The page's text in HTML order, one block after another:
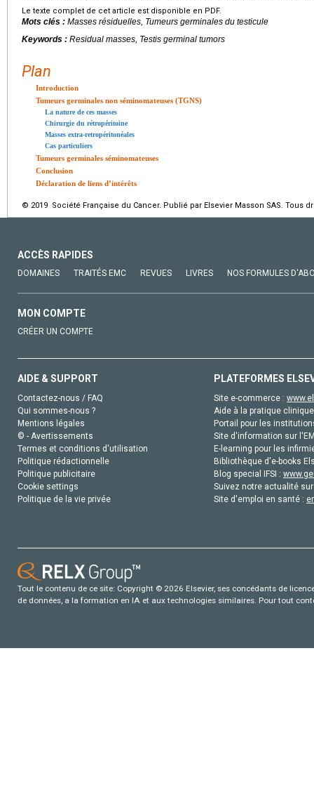
Le texte complet de cet article est disponible en PDF.
Mots clés : Masses résiduelles, Tumeurs germinales du testicule
Keywords : Residual masses, Testis germinal tumors
Plan
Introduction
Tumeurs germinales non séminomateuses (TGNS)
La nature de ces masses
Chirurgie du rétropéritoine
Masses extra-retropéritonéales
Cas particuliers
Tumeurs germinales séminomateuses
Conclusion
Déclaration de liens d’intérêts
© 2019 Société Française du Cancer. Publié par Elsevier Masson SAS. Tous
ACCÈS RAPIDES
DOMAINES TRAITÉS EMC REVUES LIVRES NOS FORMULES
MON COMPTE
CRÉER UN COMPTE
AIDE & SUPPORT
Contactez-nous / FAQ
Qui sommes-nous ?
Mentions légales
© - Avertissements
Termes et conditions d'utilisation
Politique rédactionnelle
Politique publicitaire
Cookie settings
Politique de la vie privée
PLATEFORMES
Site e-commerce :
Aide à la pratique
Portail pour les
Site d'information sur
E-learning pour les
Bibliothèque d'e-books
Blog special IFSI :
Suivez notre actualité
Site d'emploi en santé :
Tout le contenu de ce site: Copyright © 2026 Elsevier, ses concédants de
de données, a la formation en IA et aux technologies similaires. Pour tout